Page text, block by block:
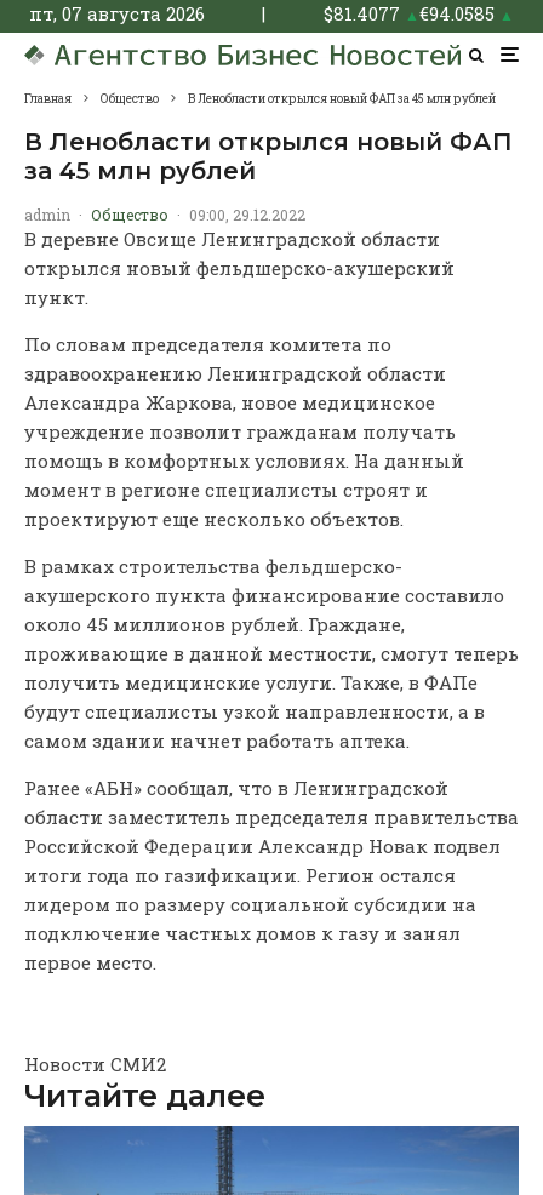
пт, 07 августа 2026 | $81.4077 ▲€94.0585 ▲
Главная Общество В Ленобласти открылся новый ФАП за 45 млн рублей
В Ленобласти открылся новый ФАП
за 45 млн рублей
admin · Общество · 09:00, 29.12.2022
В деревне Овсище Ленинградской области
открылся новый фельдшерско-акушерский
пункт.
По словам председателя комитета по
здравоохранению Ленинградской области
Александра Жаркова, новое медицинское
учреждение позволит гражданам получать
помощь в комфортных условиях. На данный
момент в регионе специалисты строят и
проектируют еще несколько объектов.
В рамках строительства фельдшерско-
акушерского пункта финансирование составило
около 45 миллионов рублей. Граждане,
проживающие в данной местности, смогут теперь
получить медицинские услуги. Также, в ФАПе
будут специалисты узкой направленности, а в
самом здании начнет работать аптека.
Ранее «АБН» сообщал, что в Ленинградской
области заместитель председателя правительства
Российской Федерации Александр Новак подвел
итоги года по газификации. Регион остался
лидером по размеру социальной субсидии на
подключение частных домов к газу и занял
первое место.
Новости СМИ2
Читайте далее